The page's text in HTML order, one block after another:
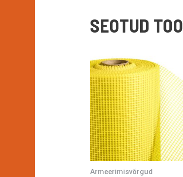
SEOTUD
Armeerimisvõrgud